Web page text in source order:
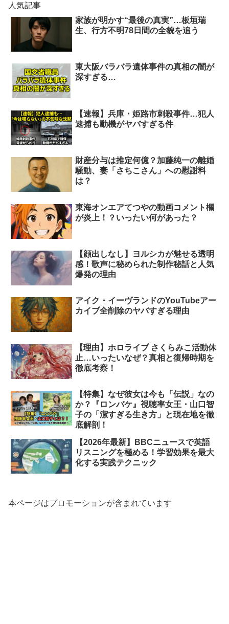
人気記事
家族が明かす“最後の真実”…板垣瑞
生、行方不明78日間の全貌を追う
東大阪バラバラ遺体事件の真相の闇が
深すぎる…
【速報】兵庫・姫路市刺殺事件…犯人
逮捕も動機がヤバすぎる件
財産分与は推定何億？加藤純一の離婚
騒動、妻「さちこさん」への慰謝料
は？
東海オンエアてつやの動画コメント欄
が炎上！？いったい何があった？
【顔出しなし】ヨルシカが魅せる透明
感！歌声に秘められた制作秘話と人気
爆発の理由
アイク・イーヴランドのYouTubeアー
カイブ全削除のヤバすぎる理由
【理由】ホロライブ さくらみこ活動休
止…いったいなぜ？真相と復帰時期を
徹底考察！
【特集】なぜ彼女は今も「伝説」なの
か？『ロンバケ』視聴率女王・山口智
子の「潔すぎる生き方」と現在地を徹
底解剖！
【2026年最新】BBCニュースで英語
リスニングを極める！学習効果を最大
化する実践テクニック
本ページはプロモーションが含まれています